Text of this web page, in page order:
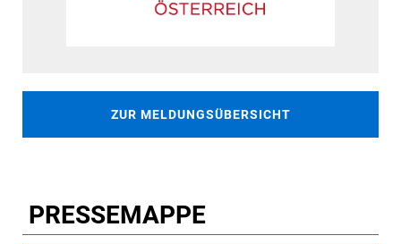
ZUR MELDUNGSÜBERSICHT
PRESSEMAPPE